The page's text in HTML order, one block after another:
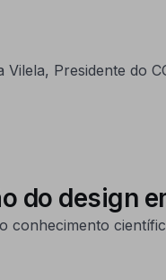
Presidente do
do design
conhecimento